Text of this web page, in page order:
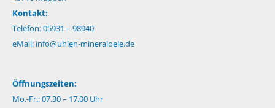
Kontakt:
Telefon: 05931 – 98940
eMail: info@uhlen-mineraloele.de
Öffnungszeiten:
Mo.-Fr.: 07.30 – 17.00 Uhr